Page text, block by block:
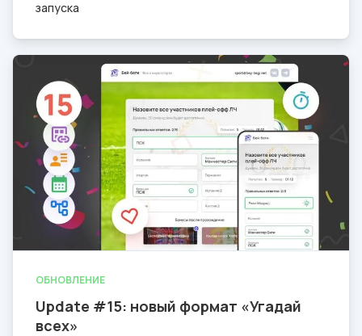
запуска
ОБНОВЛЕНИЕ
Update #15: новый формат «Угадай
всех»